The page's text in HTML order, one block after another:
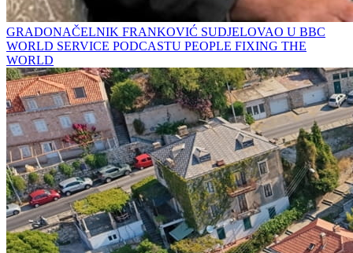
GRADONAČELNIK FRANKOVIĆ SUDJELOVAO U BBC
WORLD SERVICE PODCASTU PEOPLE FIXING THE
WORLD